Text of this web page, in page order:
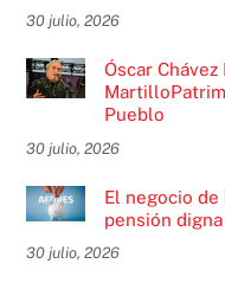
30 julio, 2026
Óscar
Pueblo
30 julio, 2026
El negocio
pensión
30 julio, 2026